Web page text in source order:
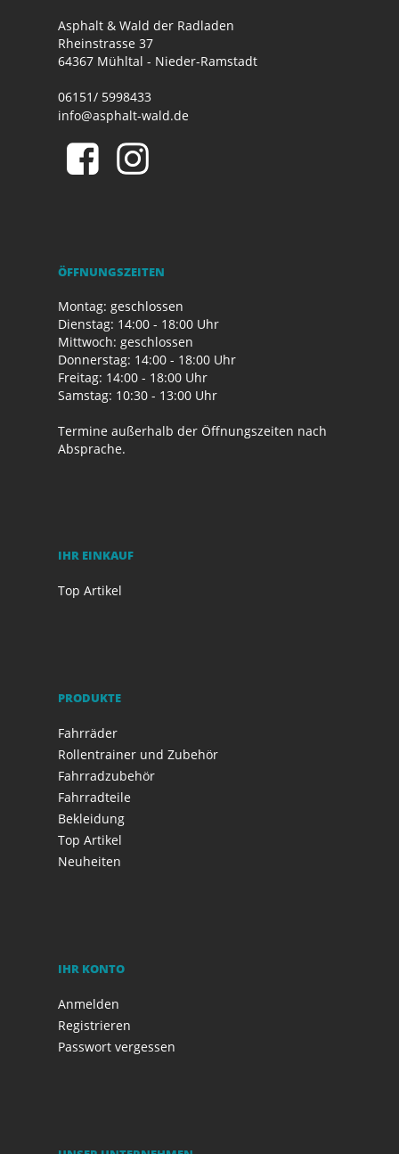
Asphalt & Wald der Radladen
Rheinstrasse 37
64367 Mühltal - Nieder-Ramstadt
06151/ 5998433
info@asphalt-wald.de
ÖFFNUNGSZEITEN
Montag: geschlossen
Dienstag: 14:00 - 18:00 Uhr
Mittwoch: geschlossen
Donnerstag: 14:00 - 18:00 Uhr
Freitag: 14:00 - 18:00 Uhr
Samstag: 10:30 - 13:00 Uhr
Termine außerhalb der Öffnungszeiten nach
Absprache.
IHR EINKAUF
Top Artikel
PRODUKTE
Fahrräder
Rollentrainer und Zubehör
Fahrradzubehör
Fahrradteile
Bekleidung
Top Artikel
Neuheiten
IHR KONTO
Anmelden
Registrieren
Passwort vergessen